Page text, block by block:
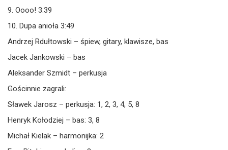
9. Oooo! 3:39
10. Dupa anioła 3:49
Andrzej Rdułtowski – śpiew, gitary, klawisze, bas
Jacek Jankowski – bas
Aleksander Szmidt – perkusja
Gościnnie zagrali:
Sławek Jarosz – perkusja: 1, 2, 3, 4, 5, 8
Henryk Kołodziej – bas: 3, 8
Michał Kielak – harmonijka: 2